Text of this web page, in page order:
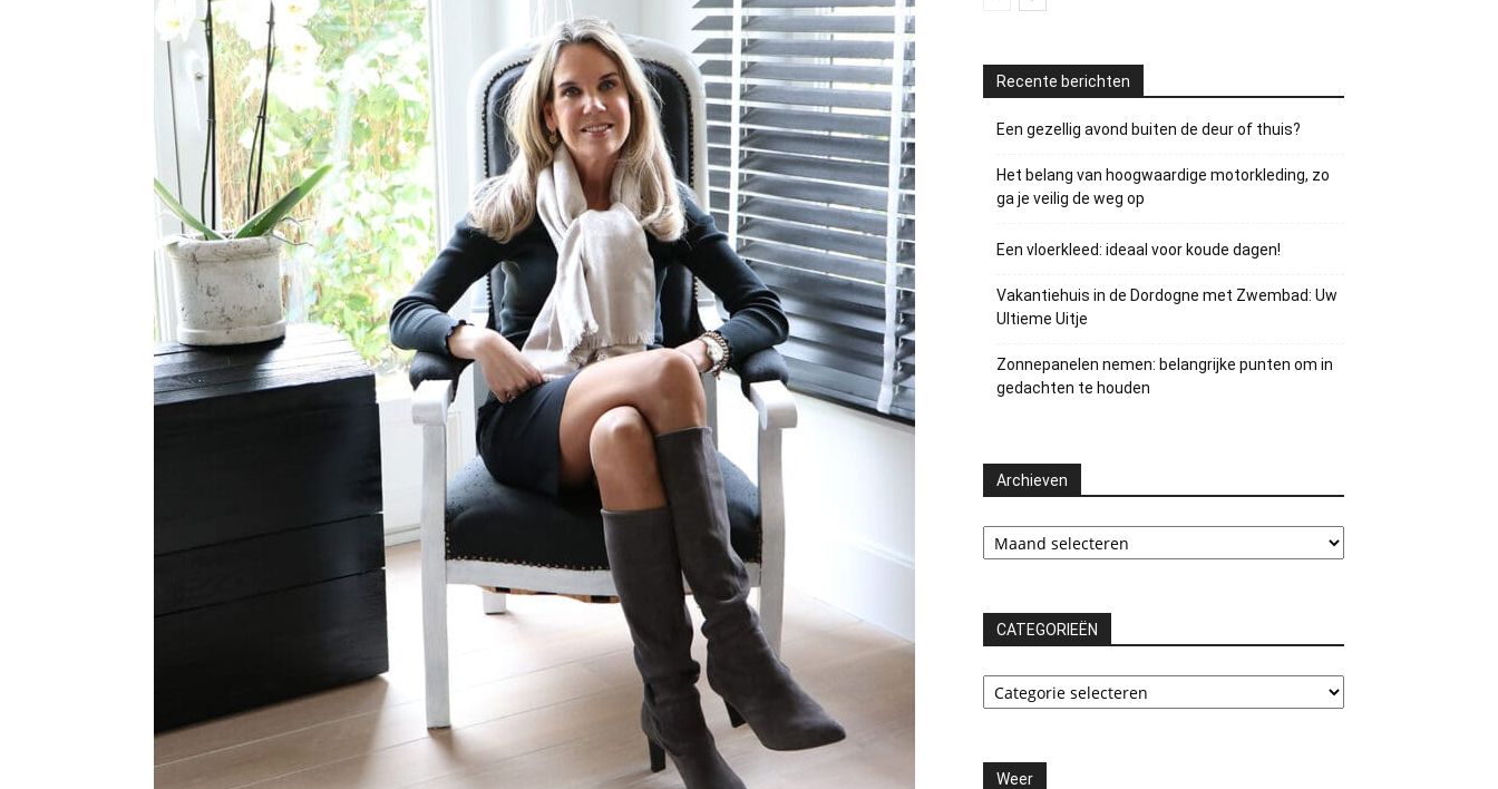
Recente berichten
Een gezellig avond buiten de deur of thuis?
Het belang van hoogwaardige motorkleding, zo
ga je veilig de weg op
Een vloerkleed: ideaal voor koude dagen!
Vakantiehuis in de Dordogne met Zwembad: Uw
Ultieme Uitje
Zonnepanelen nemen: belangrijke punten om in
gedachten te houden
Archieven
Archieven
CATEGORIEËN
CATEGORIEËN
Weer